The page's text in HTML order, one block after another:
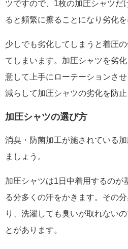
ツですので、1枚の加圧シャツだ
ると頻繁に擦ることになり劣化
少しでも劣化してしまうと着圧
てしまいます。加圧シャツを劣
意して上手にローテーションさ
減らして加圧シャツの劣化を防止
加圧シャツの選び方
消臭・防菌加工が施されている
ましょう。
加圧シャツは1日中着用するのが
る分多くの汗をかきます。その
り、洗濯しても臭いが取れない
とがあります。